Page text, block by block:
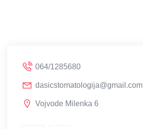
064/1285680
dasicstomatologija@gmail.com
Vojvode Milenka 6